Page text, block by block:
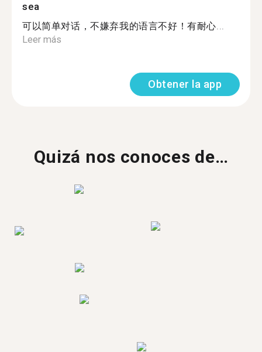
sea
可以简单对话，不嫌弃我的语言不好！有耐心...
Leer más
Obtener la app
Quizá nos conoces de…